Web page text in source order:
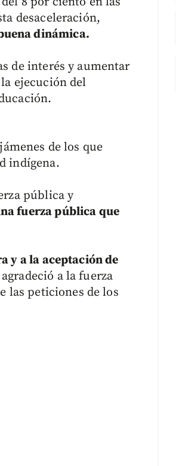
desaceleración,
dinámica.
de interés y aumentar
ejecución del
de los que
indígena.
pública y
fuerza pública que
y a la aceptación de
a la fuerza
las peticiones de los